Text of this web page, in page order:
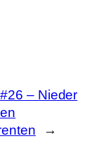
– Nieder
→